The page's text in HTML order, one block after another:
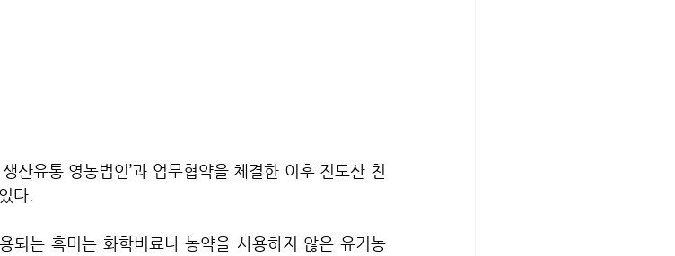
산유통 영농법인’과 업무협약을 체결한 이후 진도산 친
다.
되는 흑미는 화학비료나 농약을 사용하지 않은 유기농